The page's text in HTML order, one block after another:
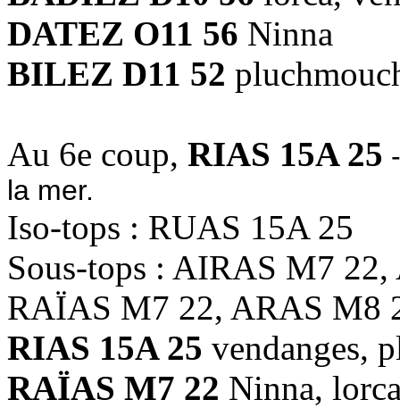
DATEZ O11 56 Ninna
BILEZ D11 52
Au 6e coup, RIAS 15A 25
la mer.
Iso-tops : RUAS 15A 25
Sous-tops : AIRAS M7
RAÏAS M7 22, ARAS M8
RIAS 15A 25 vendanges,
RAÏAS M7 22 Ninna,